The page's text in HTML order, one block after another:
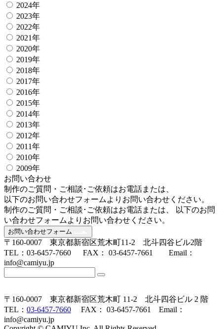
2024年
2023年
2022年
2021年
2020年
2019年
2018年
2017年
2016年
2015年
2014年
2013年
2012年
2011年
2010年
2009年
お問い合わせ
制作のご質問・ご相談･ご依頼はお電話または、
以下のお問い合わせフォームよりお問い合わせください。
制作のご質問・ご相談･ご依頼はお電話または、 以下のお問
い合わせフォームよりお問い合わせください。
お問い合わせフォーム
〒160-0007 東京都新宿区荒木町11-2 北斗四谷ビル2階
TEL：03-6457-7660 FAX： 03-6457-7661 Email：
info@camiyu.jp
〒160-0007 東京都新宿区荒木町 11-2 北斗四谷ビル 2 階
TEL： 03-6457-7660 FAX： 03-6457-7661 Email：
info@camiyu.jp